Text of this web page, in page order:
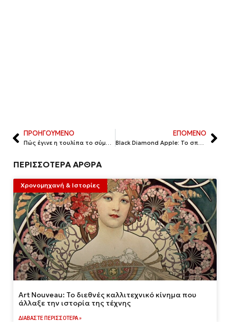
ΠΡΟΗΓΟΥΜΕΝΟ
Πώς έγινε η τουλίπα το σύμβολο της Ολλανδίας
ΕΠΟΜΕΝΟ
Black Diamond Apple: Το σπάνιο μήλο που βρίσκεται στο Θιβέτ
ΠΕΡΙΣΣΟΤΕΡΑ ΑΡΘΡΑ
Χρονομηχανή & Ιστορίες
Art Nouveau: Το διεθνές καλλιτεχνικό κίνημα που
άλλαξε την ιστορία της τέχνης
ΔΙΑΒΆΣΤΕ ΠΕΡΙΣΣΌΤΕΡΑ »